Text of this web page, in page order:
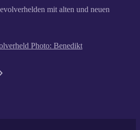
mit alten und neuen
Photo: Benedikt